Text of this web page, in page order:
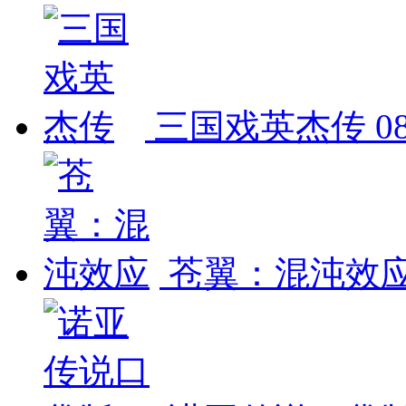
三国戏英杰传
苍翼：混沌效